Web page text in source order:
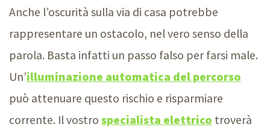
Anche l’oscurità sulla via di casa potrebbe
rappresentare un ostacolo, nel vero senso della
parola. Basta infatti un passo falso per farsi male.
Un’illuminazione automatica del percorso
può attenuare questo rischio e risparmiare
corrente. Il vostro specialista elettrico troverà